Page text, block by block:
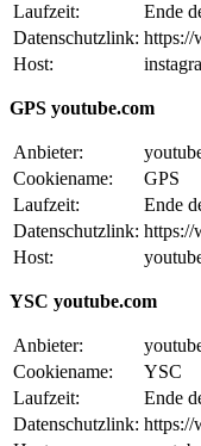
Laufzeit:
Ende
Datenschutzlink: https://
Host:
GPS youtube.com
Anbieter:
Cookiename:
GPS
Laufzeit:
Ende
Datenschutzlink: https://
Host:
YSC youtube.com
Anbieter:
Cookiename:
YSC
Laufzeit:
Ende
Datenschutzlink: https://